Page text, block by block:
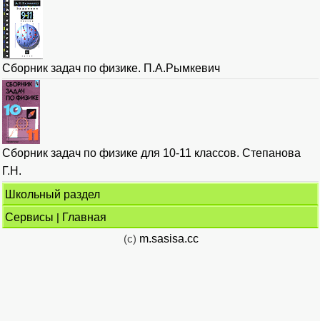
Сборник задач по физике. П.А.Рымкевич
Сборник задач по физике для 10-11 классов. Степанова
Г.Н.
Школьный раздел
Сервисы | Главная
(c) m.sasisa.cc